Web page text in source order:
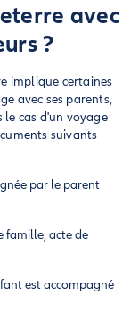
avec
?
implique certaines
avec ses parents,
cas d'un voyage
suivants
par le parent
famille, acte de
est accompagné